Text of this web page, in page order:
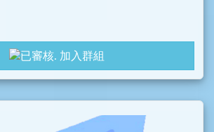
加入群組